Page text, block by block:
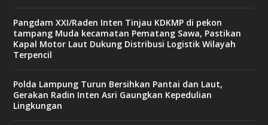
Pangdam XXI/Raden Inten Tinjau KDKMP di pekon
tampang Muda kecamatan Pematang Sawa, Pastikan
Kapal Motor Laut Dukung Distribusi Logistik Wilayah
Terpencil
Polda Lampung Turun Bersihkan Pantai dan Laut,
Gerakan Radin Inten Asri Gaungkan Kepedulian
Lingkungan